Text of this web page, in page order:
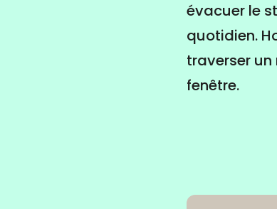
évacuer le
quotidien.
traverser
fenêtre.